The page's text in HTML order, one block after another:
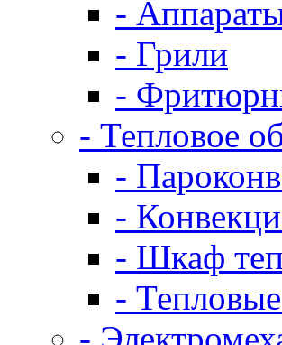
-
- Грили
-
- Тепловое
-
-
- Шкаф
-